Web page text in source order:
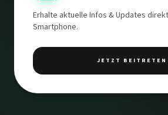
Erhalte aktuelle Infos & Updates
Smartphone.
JETZT BEITRETEN